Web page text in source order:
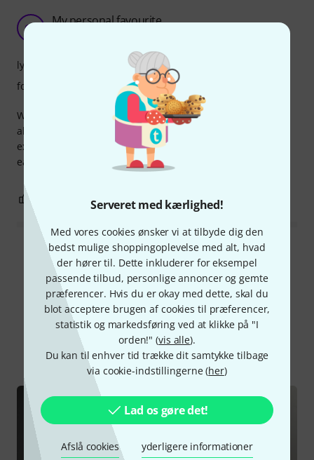
Serveret med kærlighed!
Med vores cookies ønsker vi at tilbyde dig den
bedst mulige shoppingoplevelse med alt, hvad
der hører til. Dette inkluderer for eksempel
passende tilbud, personlige annoncer og gemte
præferencer. Hvis du er okay med dette, skal du
blot acceptere brugen af cookies til præferencer,
statistik og markedsføring ved at klikke på "I
orden!" (vis alle).
Du kan til enhver tid trække dit samtykke tilbage
via cookie-indstillingerne (her)
Lad os gøre det!
Afslå cookies yderligere informationer
OL My personal favourite.
What Can I say. This is my personal favourite. It sounds
absolutely amazing, in the practice space, live and
expeccially in the studio. Very warm and cutting tone. Very
easy to tune and last very long.
lyd
forarbejdning
ANMELD BEDØMMELSE
Læs alle anmeldelser
Vidste du?
Alle Guide